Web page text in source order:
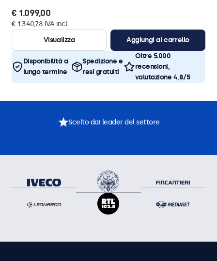
€ 1.099,00
€ 1.340,78 IVA incl.
Visualizza
Aggiungi al carrello
Disponibilità a
lungo termine
Spedizione e
resi gratuiti
Oltre 5.000
recensioni,
valutazione 4,8/5
Scelto dai leader del settore